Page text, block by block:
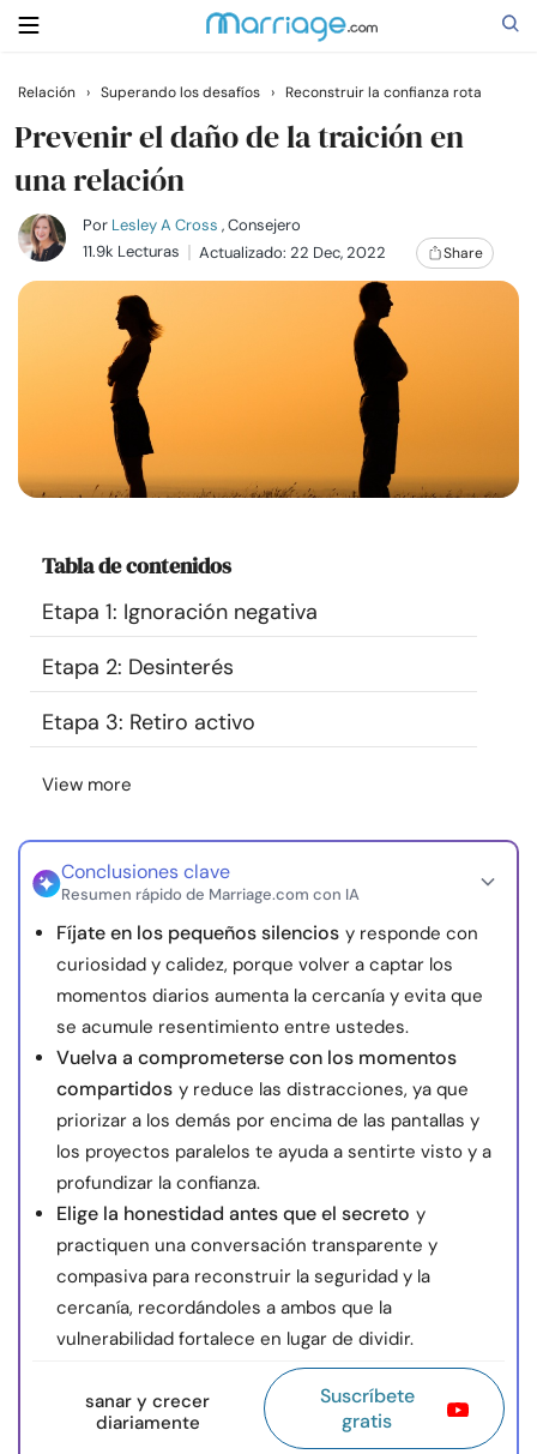
Buscar
Casarse
Relaciones
Cursos
Recursos
Comunidad
Encuentra un terapeuta
Sobre nosotros Contáctanos
nosotros
© Copyright 2026. Todos los derechos reservados.
Relación › Superando los desafíos › Reconstruir la confianza rota
Prevenir el daño de la traición en
una relación
Por Lesley A Cross , Consejero
11.9k Lecturas
Actualizado: 22 Dec, 2022 Share
Tabla de contenidos
Etapa 1: Ignoración negativa
Etapa 2: Desinterés
Etapa 3: Retiro activo
View more
Conclusiones clave
Resumen rápido de Marriage.com con IA
Fíjate en los pequeños silencios y responde con
curiosidad y calidez, porque volver a captar los
momentos diarios aumenta la cercanía y evita que
se acumule resentimiento entre ustedes.
Vuelva a comprometerse con los momentos
compartidos y reduce las distracciones, ya que
priorizar a los demás por encima de las pantallas y
los proyectos paralelos te ayuda a sentirte visto y a
profundizar la confianza.
Elige la honestidad antes que el secreto y
practiquen una conversación transparente y
compasiva para reconstruir la seguridad y la
cercanía, recordándoles a ambos que la
vulnerabilidad fortalece en lugar de dividir.
sanar y crecer
diariamente
Suscríbete
gratis